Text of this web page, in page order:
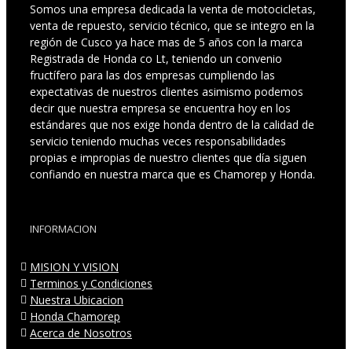
Somos una empresa dedicada la venta de motocicletas,
venta de repuesto, servicio técnico, que se integro en la
región de Cusco ya hace mas de 5 años con la marca
Registrada de Honda co Lt, teniendo un convenio
fructífero para las dos empresas cumpliendo las
expectativas de nuestros clientes asimismo podemos
decir que nuestra empresa se encuentra hoy en los
estándares que nos exige honda dentro de la calidad de
servicio teniendo muchas veces responsabilidades
propias e impropias de nuestro clientes que día siguen
confiando en nuestra marca que es Chamorep y Honda.
INFORMACION
MISION Y VISION
Terminos y Condiciones
Nuestra Ubicacion
Honda Chamorep
Acerca de Nosotros